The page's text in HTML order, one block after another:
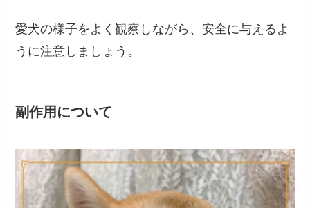
愛犬の様子をよく観察しながら、安全に与えるよ
うに注意しましょう。
副作用について